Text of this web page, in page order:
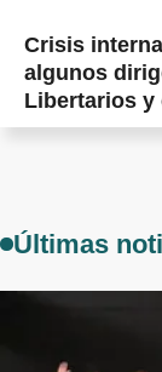
Crisis
algunos
Libertarios y
militancia
Últimas